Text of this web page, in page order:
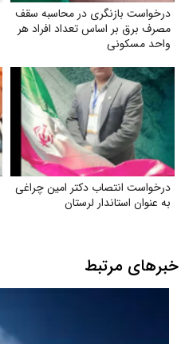
درخواست بازنگری در محاسبه سقف
مصرف برق بر اساس تعداد افراد هر
واحد مسکونی
درخواست انتصاب دکتر امین چراغی
به عنوان استاندار لرستان
خبرهای مرتبط